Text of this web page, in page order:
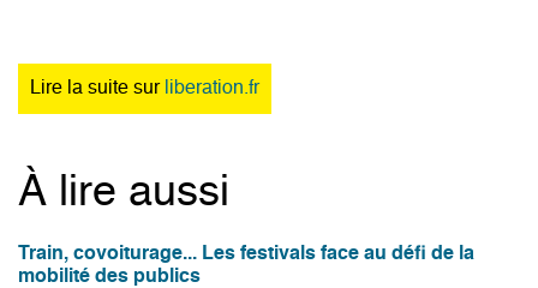
Lire la suite sur liberation.fr
À lire aussi
Train, covoiturage... Les festivals face au défi de la
mobilité des publics